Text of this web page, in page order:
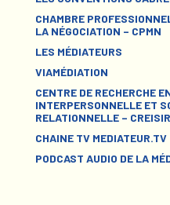
CHAMBRE
LA NÉGOCIATION – CPMN
LES MÉDIATEURS
VIAMÉDIATION
CENTRE DE RECHERCHE
INTERPERSONNELLE ET
RELATIONNELLE – CREISIR
CHAINE TV MEDIATEUR.TV
PODCAST AUDIO DE LA